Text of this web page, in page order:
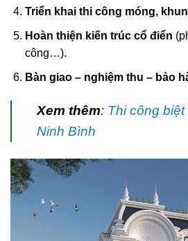
Triển khai thi công móng,
Hoàn thiện kiến trúc cổ điển
công…).
Bàn giao – nghiệm thu – bảo
Xem thêm: Thi công
Ninh Bình